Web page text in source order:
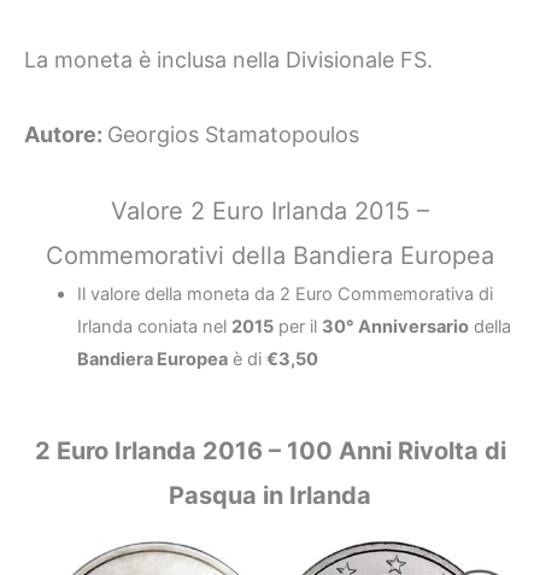
La moneta è inclusa nella Divisionale FS.
Autore: Georgios Stamatopoulos
Valore 2 Euro Irlanda 2015 –
Commemorativi della Bandiera Europea
Il valore della moneta da 2 Euro Commemorativa di
Irlanda coniata nel 2015per il 30° Anniversariodella
Bandiera Europeaè di €3,50
2 Euro Irlanda 2016 – 100 Anni Rivolta di
Pasqua in Irlanda